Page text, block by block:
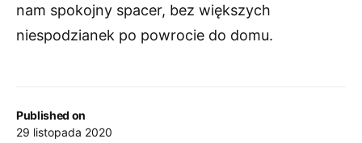
Published on
29 listopada 2020
nam spokojny spacer, bez większych
niespodzianek po powrocie do domu.